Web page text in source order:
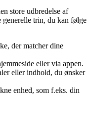
store udbredelse af
generelle trin, du kan følge
der matcher dine
eller via appen.
eller indhold, du ønsker
enhed, som f.eks. din